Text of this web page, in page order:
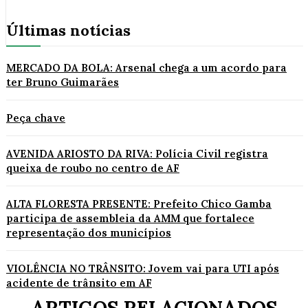
Últimas notícias
MERCADO DA BOLA: Arsenal chega a um acordo para
ter Bruno Guimarães
Peça chave
AVENIDA ARIOSTO DA RIVA: Polícia Civil registra
queixa de roubo no centro de AF
ALTA FLORESTA PRESENTE: Prefeito Chico Gamba
participa de assembleia da AMM que fortalece
representação dos municípios
VIOLÊNCIA NO TRÂNSITO: Jovem vai para UTI após
acidente de trânsito em AF